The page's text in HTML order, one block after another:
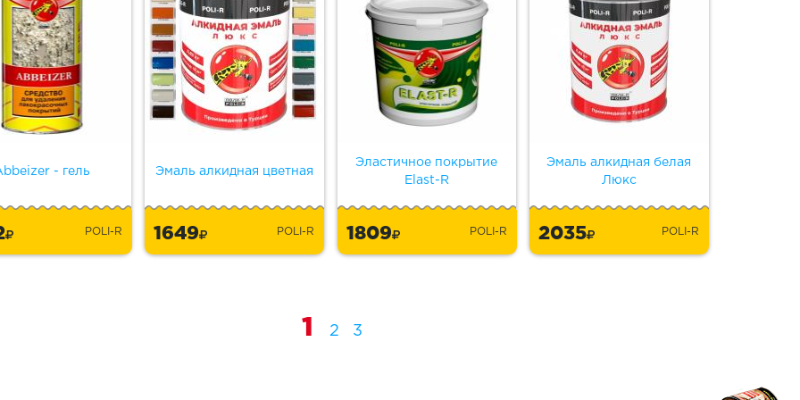
- гель
POLI-R
Эмаль алкидная цветная
1649 POLI-R
Эластичное покрытие
Elast-R
1809 POLI-R
Эмаль алкидная белая
Люкс
2035 POLI-R
1 2 3